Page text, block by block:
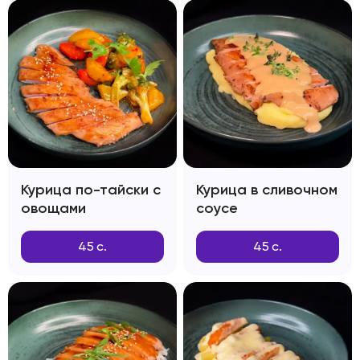
Курица по-тайски с
овощами
45 с.
Курица в сливочном
соусе
45 с.